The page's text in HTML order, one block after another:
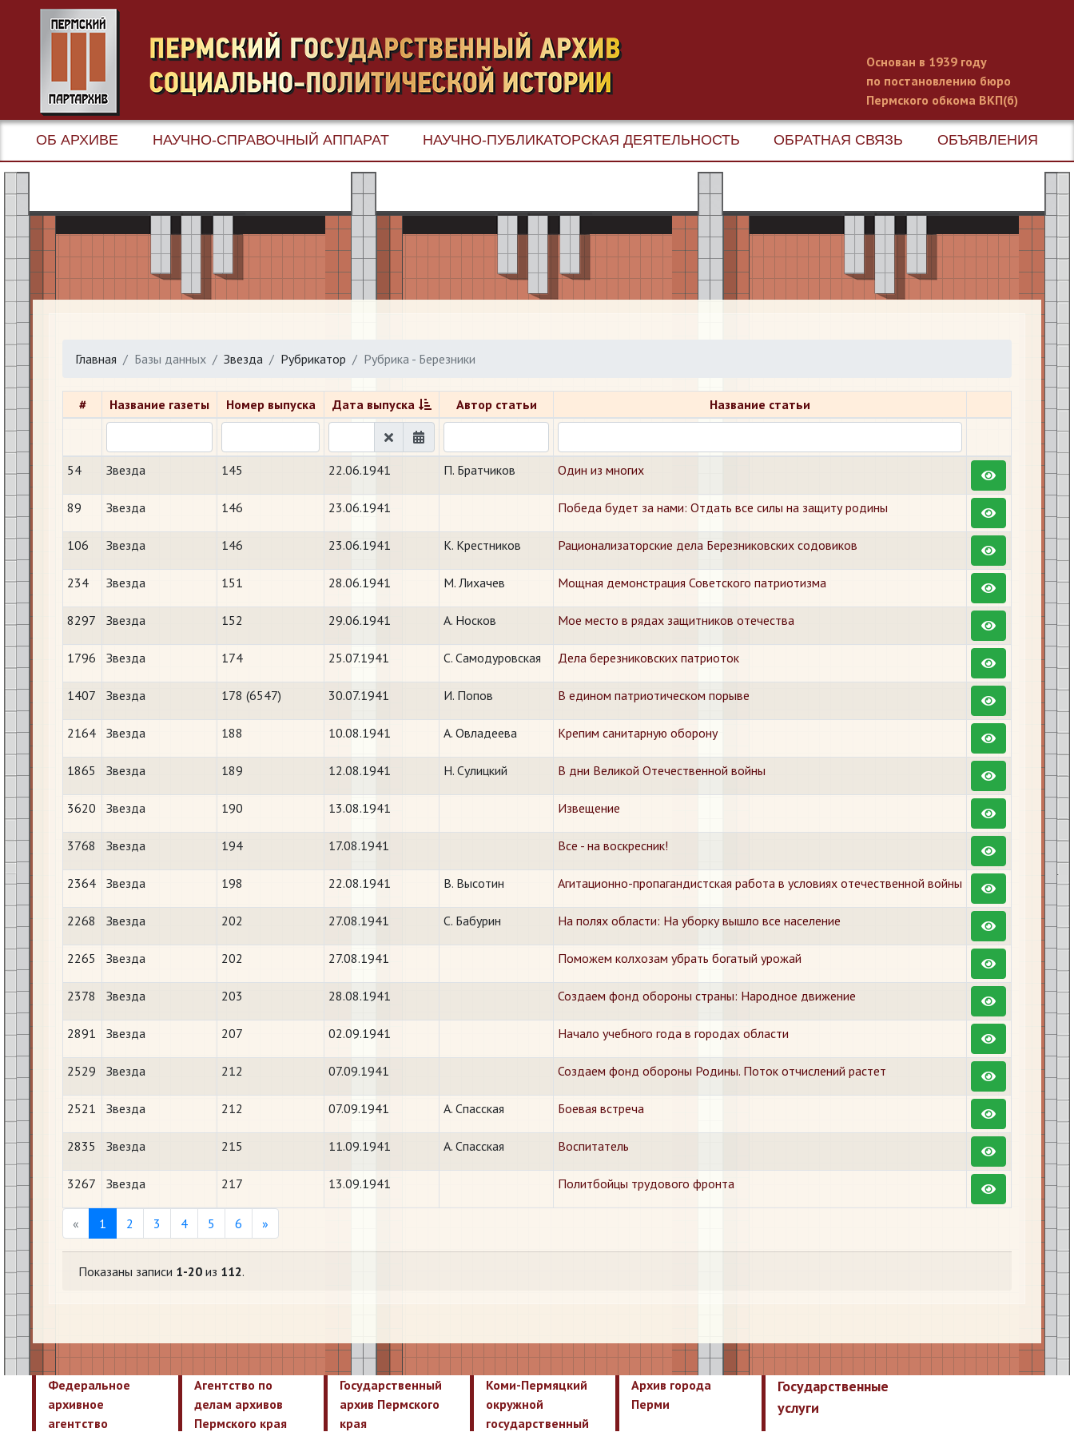
Основан в 1939 году
по постановлению бюро
Пермского обкома ВКП(б)
ОБ АРХИВЕ НАУЧНО-СПРАВОЧНЫЙ АППАРАТ НАУЧНО-ПУБЛИКАТОРСКАЯ ДЕЯТЕЛЬНОСТЬ ОБРАТНАЯ СВЯЗЬ ОБЪЯВЛЕНИЯ
Главная Базы данных Звезда Рубрикатор Рубрика - Березники
# Название газеты Номер выпуска Дата выпуска Автор статьи Название статьи
54 Звезда 145 22.06.1941 П. Братчиков Один из многих
89 Звезда 146 23.06.1941 Победа будет за нами: Отдать все силы на защиту родины
106 Звезда 146 23.06.1941 К. Крестников Рационализаторские дела Березниковских содовиков
234 Звезда 151 28.06.1941 М. Лихачев Мощная демонстрация Советского патриотизма
8297 Звезда 152 29.06.1941 А. Носков Мое место в рядах защитников отечества
1796 Звезда 174 25.07.1941 С. Самодуровская Дела березниковских патриоток
1407 Звезда 178 (6547) 30.07.1941 И. Попов В едином патриотическом порыве
2164 Звезда 188 10.08.1941 А. Овладеева Крепим санитарную оборону
1865 Звезда 189 12.08.1941 Н. Сулицкий В дни Великой Отечественной войны
3620 Звезда 190 13.08.1941 Извещение
3768 Звезда 194 17.08.1941 Все - на воскресник!
2364 Звезда 198 22.08.1941 В. Высотин Агитационно-пропагандистская работа в условиях отечественной войны
2268 Звезда 202 27.08.1941 С. Бабурин На полях области: На уборку вышло все население
2265 Звезда 202 27.08.1941 Поможем колхозам убрать богатый урожай
2378 Звезда 203 28.08.1941 Создаем фонд обороны страны: Народное движение
2891 Звезда 207 02.09.1941 Начало учебного года в городах области
2529 Звезда 212 07.09.1941 Создаем фонд обороны Родины. Поток отчислений растет
2521 Звезда 212 07.09.1941 А. Спасская Боевая встреча
2835 Звезда 215 11.09.1941 А. Спасская Воспитатель
3267 Звезда 217 13.09.1941 Политбойцы трудового фронта
« Previous
1 2 3 4 5 6 »
Показаны записи 1-20 из 112.
Федеральное
архивное
агентство
Агентство по
делам архивов
Пермского края
Государственный
архив Пермского
края
Коми-Пермяцкий
окружной
государственный
Архив города
Перми
Государственные
услуги